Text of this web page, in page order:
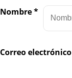
Nombre*
Correo electrónico